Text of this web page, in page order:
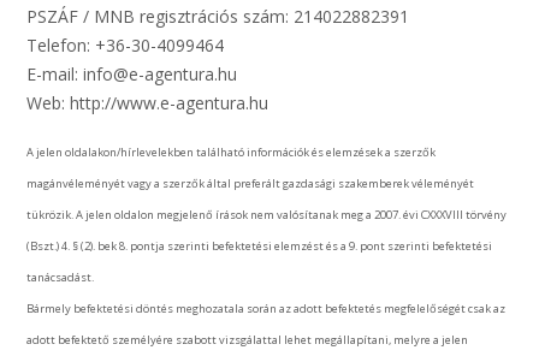
PSZÁF / MNB regisztrációs szám: 214022882391
Telefon: +36-30-4099464
E-mail: info@e-agentura.hu
Web: http://www.e-agentura.hu
A jelen oldalakon/hírlevelekben található információk és elemzések a szerzők
magánvéleményét vagy a szerzők által preferált gazdasági szakemberek véleményét
tükrözik. A jelen oldalon megjelenő írások nem valósítanak meg a 2007. évi CXXXVIII törvény
(Bszt.) 4. § (2). bek 8. pontja szerinti befektetési elemzést és a 9. pont szerinti befektetési
tanácsadást.
Bármely befektetési döntés meghozatala során az adott befektetés megfelelőségét csak az
adott befektető személyére szabott vizsgálattal lehet megállapítani, melyre a jelen